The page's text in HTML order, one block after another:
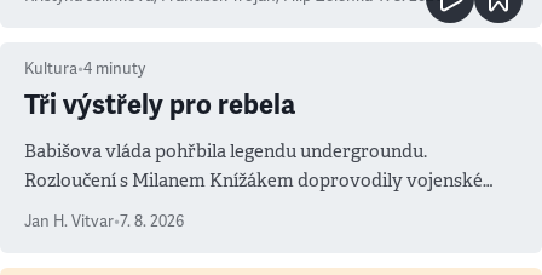
Kultura•4 minuty
Tři výstřely pro rebela
Babišova vláda pohřbila legendu undergroundu.
Rozloučení s Milanem Knížákem doprovodily vojenské
salvy i kritika pokrokářů
Jan H. Vitvar•7. 8. 2026